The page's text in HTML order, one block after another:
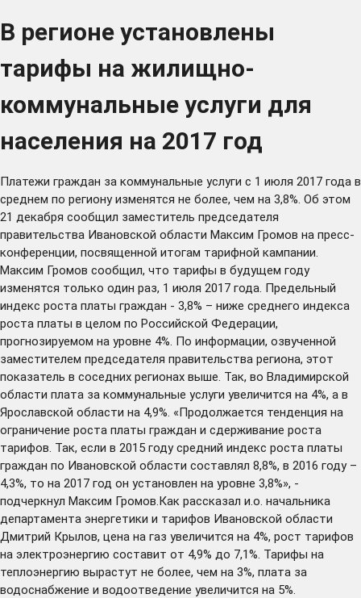
В регионе установлены
тарифы на жилищно-
коммунальные услуги для
населения на 2017 год
Платежи граждан за коммунальные услуги с 1 июля 2017 года в
среднем по региону изменятся не более, чем на 3,8%. Об этом
21 декабря сообщил заместитель председателя
правительства Ивановской области Максим Громов на пресс-
конференции, посвященной итогам тарифной кампании.
Максим Громов сообщил, что тарифы в будущем году
изменятся только один раз, 1 июля 2017 года. Предельный
индекс роста платы граждан - 3,8% – ниже среднего индекса
роста платы в целом по Российской Федерации,
прогнозируемом на уровне 4%. По информации, озвученной
заместителем председателя правительства региона, этот
показатель в соседних регионах выше. Так, во Владимирской
области плата за коммунальные услуги увеличится на 4%, а в
Ярославской области на 4,9%. «Продолжается тенденция на
ограничение роста платы граждан и сдерживание роста
тарифов. Так, если в 2015 году средний индекс роста платы
граждан по Ивановской области составлял 8,8%, в 2016 году –
4,3%, то на 2017 год он установлен на уровне 3,8%», -
подчеркнул Максим Громов.Как рассказал и.о. начальника
департамента энергетики и тарифов Ивановской области
Дмитрий Крылов, цена на газ увеличится на 4%, рост тарифов
на электроэнергию составит от 4,9% до 7,1%. Тарифы на
теплоэнергию вырастут не более, чем на 3%, плата за
водоснабжение и водоотведение увеличится на 5%.